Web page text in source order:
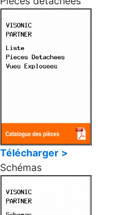
Télécharger >
Schémas